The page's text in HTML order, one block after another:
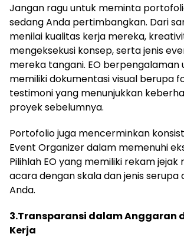
Jangan ragu untuk meminta
sedang Anda pertimbangkan. Dari
menilai kualitas kerja mereka,
mengeksekusi konsep, serta jenis
mereka tangani. EO berpengalaman
memiliki dokumentasi visual berupa
testimoni yang menunjukkan
proyek sebelumnya.
Portofolio juga mencerminkan
Event Organizer dalam memenuhi
Pilihlah EO yang memiliki rekam jejak
acara dengan skala dan jenis serupa
Anda.
3.Transparansi dalam Anggaran
Kerja